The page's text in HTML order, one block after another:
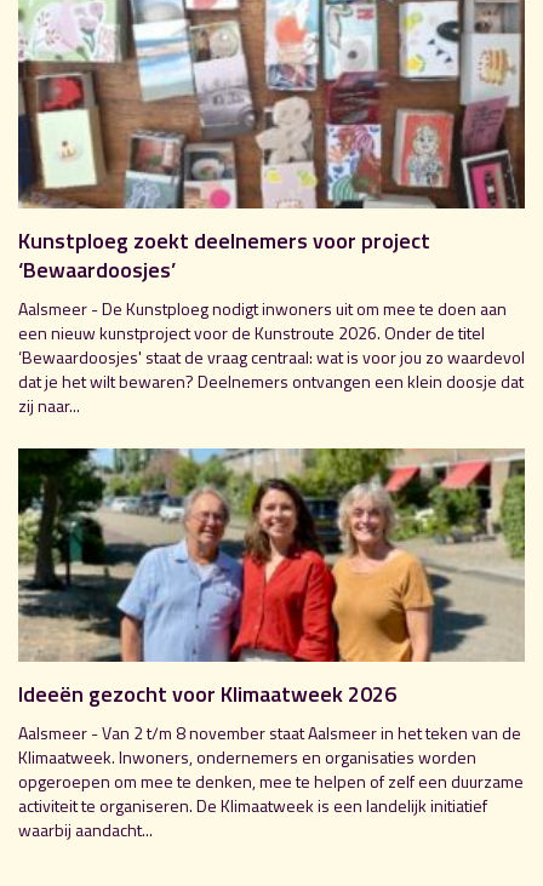
Kunstploeg zoekt deelnemers voor project
‘Bewaardoosjes’
Aalsmeer - De Kunstploeg nodigt inwoners uit om mee te doen aan
een nieuw kunstproject voor de Kunstroute 2026. Onder de titel
‘Bewaardoosjes' staat de vraag centraal: wat is voor jou zo waardevol
dat je het wilt bewaren? Deelnemers ontvangen een klein doosje dat
zij naar...
Ideeën gezocht voor Klimaatweek 2026
Aalsmeer - Van 2 t/m 8 november staat Aalsmeer in het teken van de
Klimaatweek. Inwoners, ondernemers en organisaties worden
opgeroepen om mee te denken, mee te helpen of zelf een duurzame
activiteit te organiseren. De Klimaatweek is een landelijk initiatief
waarbij aandacht...